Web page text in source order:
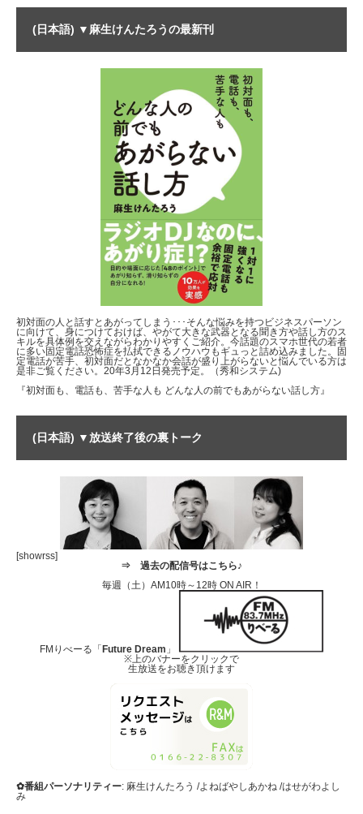
(日本語) ▼麻生けんたろうの最新刊
初対面の人と話すとあがってしまう･･･そんな悩みを持つビジネスパーソン
に向けて、身につけておけば、やがて大きな武器となる聞き方や話し方のス
キルを具体例を交えながらわかりやすくご紹介。今話題のスマホ世代の若者
に多い固定電話恐怖症を払拭できるノウハウもギュっと詰め込みました。固
定電話が苦手、初対面だとなかなか会話が盛り上がらないと悩んでいる方は
是非ご覧ください。20年3月12日発売予定。（秀和システム)
『初対面も、電話も、苦手な人も どんな人の前でもあがらない話し方』
(日本語) ▼放送終了後の裏トーク
[showrss]
⇒ 過去の配信号はこちら♪
毎週（土）AM10時～12時 ON AIR！
FMりべーる「Future Dream 」
※上のバナーをクリックで
生放送をお聴き頂けます
✿番組パーソナリティー: 麻生けんたろう /よねばやしあかね /はせがわよし
み